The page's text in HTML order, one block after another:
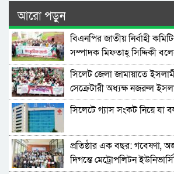
আরো পড়ুন
বিএনপির জাতীয় নির্বাহী
সম্পাদক মিফতাহ্ সিদ্দিকী
সিলেট জেলা জামায়াতে
সেক্রেটারী অধ্যক্ষ নজরুল
সিলেটে গ্যাস সংকট নিয়ে যা
প্রতিষ্ঠার এক বছর: গবেষণা,
দিগন্তে মেট্রোপলিটন